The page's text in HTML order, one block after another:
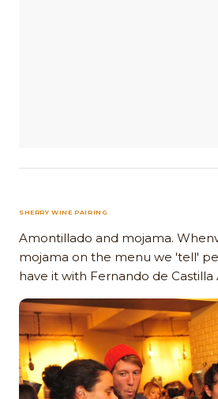
SHERRY WINE PAIRING
Amontillado and mojama.
mojama on the menu we 'tell'
have it with Fernando de